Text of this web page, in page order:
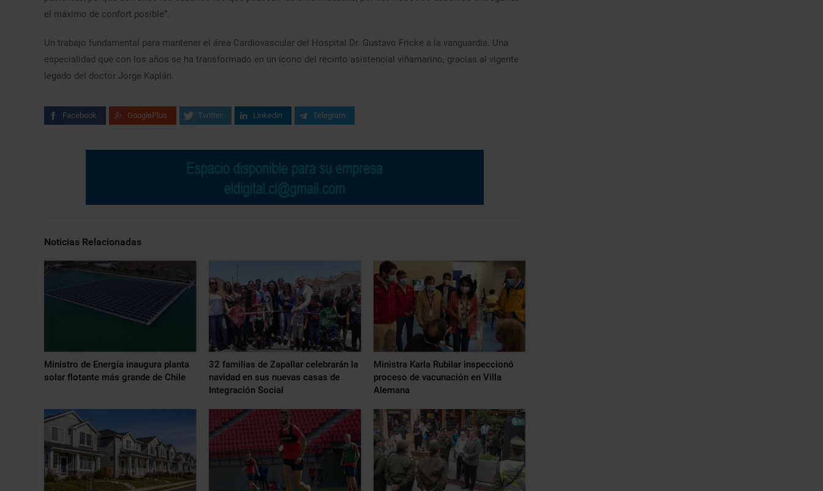
el máximo de confort posible”.
Un trabajo fundamental para mantener el área Cardiovascular del Hospital Dr. Gustavo Fricke a la vanguardia. Una
especialidad que con los años se ha transformado en un ícono del recinto asistencial viñamarino, gracias al vigente
legado del doctor Jorge Kaplán.
Facebook GooglePlus Twitter Linkedin Telegram
Noticias Relacionadas
Ministro de Energía inaugura planta
solar flotante más grande de Chile
32 familias de Zapallar celebrarán la
navidad en sus nuevas casas de
Integración Social
Ministra Karla Rubilar inspeccionó
proceso de vacunación en Villa
Alemana